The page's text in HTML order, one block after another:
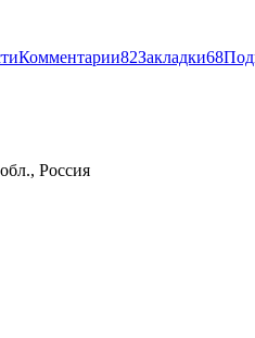
Комментарии82Закладки68
Россия